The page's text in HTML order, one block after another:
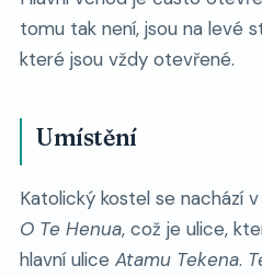
tomu tak není, jsou na levé
které jsou vždy otevřené.
Umístění
Katolický kostel se nachází
O Te Henua, což je ulice,
hlavní ulice Atamu Tekena.